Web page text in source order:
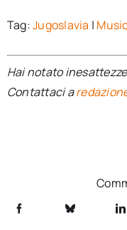
Tag:Jugoslavia |
Hai notato
Contattaci a